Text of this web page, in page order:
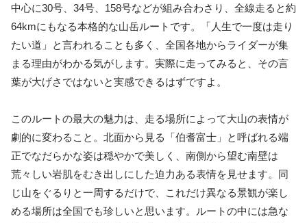
中心に30号、34号、158号などが組み合わさり、全線走ると約
64kmにもなる本格的な山岳ルートです。「人生で一度は走り
たい道」と言われることも多く、全国各地からライダーが集
まる理由がわかる気がします。実際に走ってみると、その言
葉が大げさではないと実感できるはずですよ。
このルートの最大の魅力は、走る場所によって大山の表情が
劇的に変わること。北面から見る「伯耆富士」と呼ばれる端
正でなだらかな姿は穏やかで美しく、南側から望む南壁は
荒々しい岩肌をむき出しにした迫力ある表情を見せます。同
じ山をぐるりと一周するだけで、これだけ異なる景観が楽し
める場所は全国でも珍しいと思います。ルートの中には急な